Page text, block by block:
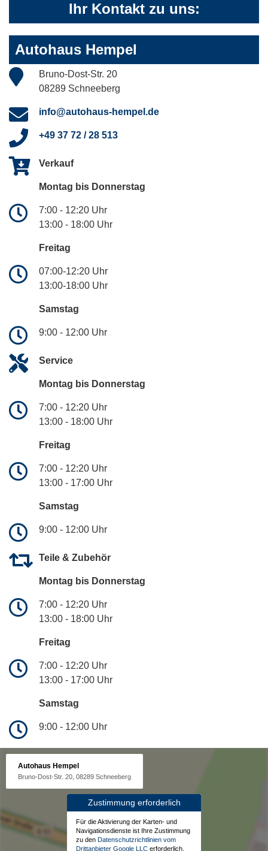
Ihr Kontakt zu uns:
Autohaus Hempel
Bruno-Dost-Str. 20
08289 Schneeberg
info@autohaus-hempel.de
+49 37 72 / 28 513
Verkauf
Montag bis Donnerstag
7:00 - 12:20 Uhr
13:00 - 18:00 Uhr
Freitag
07:00-12:20 Uhr
13:00-18:00 Uhr
Samstag
9:00 - 12:00 Uhr
Service
Montag bis Donnerstag
7:00 - 12:20 Uhr
13:00 - 18:00 Uhr
Freitag
7:00 - 12:20 Uhr
13:00 - 17:00 Uhr
Samstag
9:00 - 12:00 Uhr
Teile & Zubehör
Montag bis Donnerstag
7:00 - 12:20 Uhr
13:00 - 18:00 Uhr
Freitag
7:00 - 12:20 Uhr
13:00 - 17:00 Uhr
Samstag
9:00 - 12:00 Uhr
Autohaus Hempel
Bruno-Dost-Str. 20, 08289 Schneeberg
Zustimmung erforderlich
Für die Aktivierung der Karten- und
Navigationsdienste ist Ihre Zustimmung
zu den Datenschutzrichtlinien vom
Drittanbieter Google LLC erforderlich.